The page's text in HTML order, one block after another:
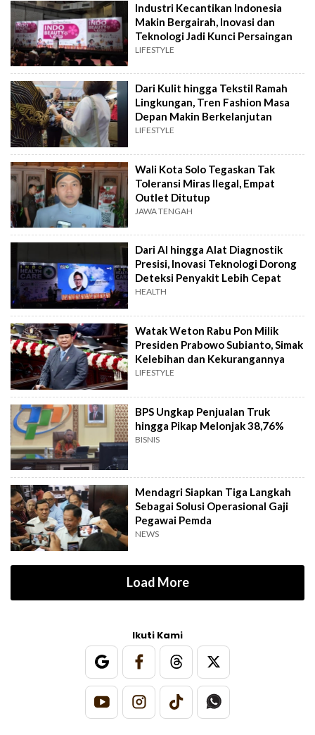
Industri Kecantikan Indonesia
Makin Bergairah, Inovasi dan
Teknologi Jadi Kunci Persaingan
LIFESTYLE
Dari Kulit hingga Tekstil Ramah
Lingkungan, Tren Fashion Masa
Depan Makin Berkelanjutan
LIFESTYLE
Wali Kota Solo Tegaskan Tak
Toleransi Miras Ilegal, Empat
Outlet Ditutup
JAWA TENGAH
Dari AI hingga Alat Diagnostik
Presisi, Inovasi Teknologi Dorong
Deteksi Penyakit Lebih Cepat
HEALTH
Watak Weton Rabu Pon Milik
Presiden Prabowo Subianto, Simak
Kelebihan dan Kekurangannya
LIFESTYLE
BPS Ungkap Penjualan Truk
hingga Pikap Melonjak 38,76%
BISNIS
Mendagri Siapkan Tiga Langkah
Sebagai Solusi Operasional Gaji
Pegawai Pemda
NEWS
Load More
Ikuti Kami